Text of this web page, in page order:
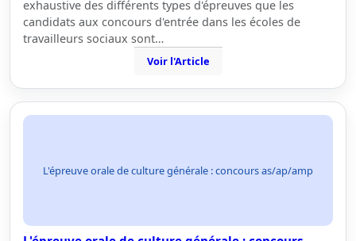
exhaustive des différents types d'épreuves que les
candidats aux concours d'entrée dans les écoles de
travailleurs sociaux sont…
Voir l'Article
L'épreuve orale de culture générale : concours as/ap/amp